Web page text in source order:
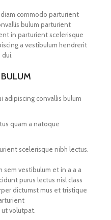
commodo parturient
bulum parturient
in parturient scelerisque
a vestibulum hendrerit
adipiscing convallis bulum
quam a natoque
scelerisque nibh lectus.
sem vestibulum et in a a a
purus lectus nisl class
dictumst mus et tristique
volutpat.